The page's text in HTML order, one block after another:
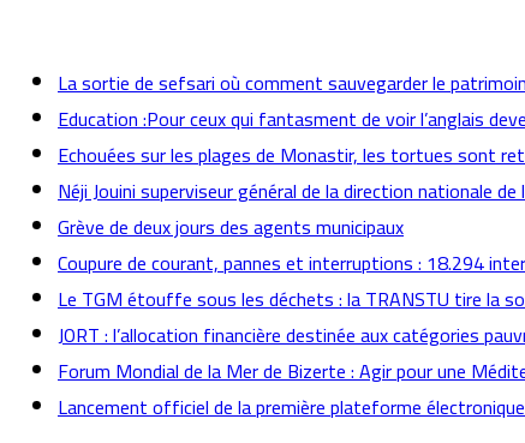
La sortie de sefsari où comment sauvegarder le
Education :Pour ceux qui fantasment de voir l’anglais
Echouées sur les plages de Monastir, les tortues sont
Néji Jouini superviseur général de la direction nationale de
Grève de deux jours des agents municipaux
Coupure de courant, pannes et interruptions : 18.294
Le TGM étouffe sous les déchets : la TRANSTU tire la
JORT : l’allocation financière destinée aux catégories
Forum Mondial de la Mer de Bizerte : Agir pour une
Lancement officiel de la première plateforme